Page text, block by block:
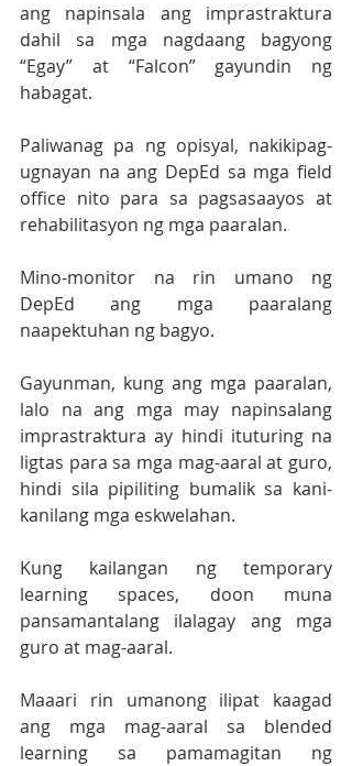
ang napinsala ang imprastraktura
dahil sa mga nagdaang bagyong
“Egay” at “Falcon” gayundin ng
habagat.
Paliwanag pa ng opisyal, nakikipag-
ugnayan na ang DepEd sa mga field
office nito para sa pagsasaayos at
rehabilitasyon ng mga paaralan.
Mino-monitor na rin umano ng
DepEd ang mga paaralang
naapektuhan ng bagyo.
Gayunman, kung ang mga paaralan,
lalo na ang mga may napinsalang
imprastraktura ay hindi ituturing na
ligtas para sa mga mag-aaral at guro,
hindi sila pipiliting bumalik sa kani-
kanilang mga eskwelahan.
Kung kailangan ng temporary
learning spaces, doon muna
pansamantalang ilalagay ang mga
guro at mag-aaral.
Maaari rin umanong ilipat kaagad
ang mga mag-aaral sa blended
learning sa pamamagitan ng